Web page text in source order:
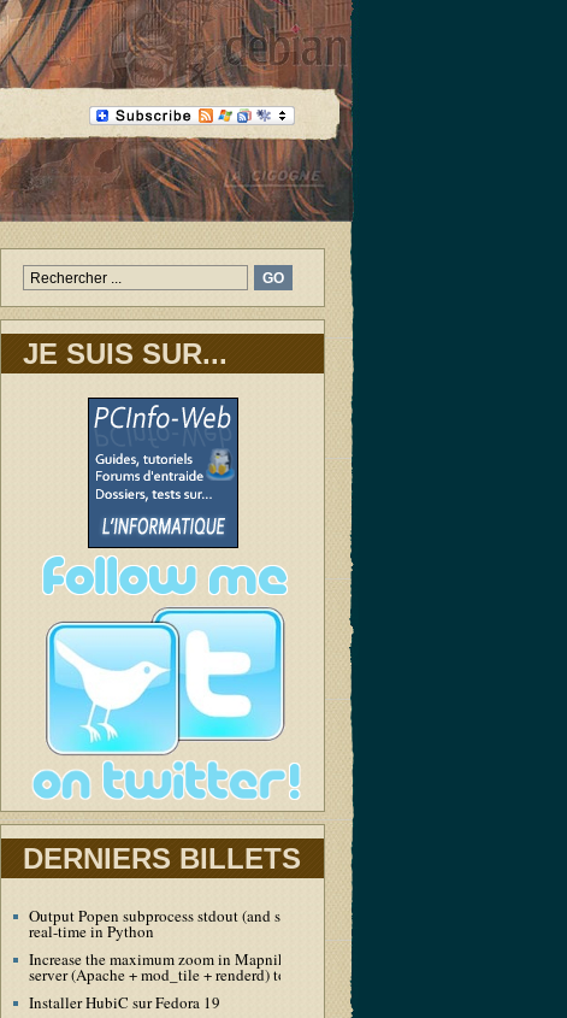
JE SUIS SUR...
DERNIERS BILLETS
Output Popen subprocess stdout (and stderr) in
real-time in Python
Increase the maximum zoom in Mapnik tiles
server (Apache + mod_tile + renderd) to 19
Installer HubiC sur Fedora 19